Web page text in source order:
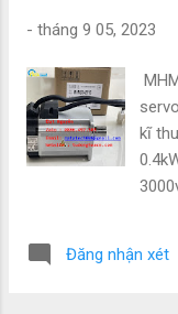
đoản
đổi
tại
thụ
hóa
- tháng 9 05, 2023
kĩ
Đăng nhận xét